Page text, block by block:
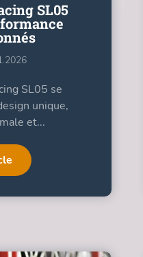
SL05
SL05 se
unique,
et...